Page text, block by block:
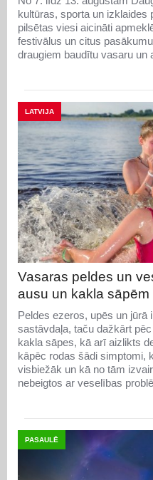
kultūras, sporta un izklaides
pilsētas viesi aicināti
festivālus un citus
draugiem baudītu vasaru un
LATVIJA
Vasaras peldes un
ausu un kakla sāpēm
Peldes ezeros, upēs un jūrā
sastāvdaļa, taču dažkārt
kakla sāpes, kā arī aizlikts
kāpēc rodas šādi simptomi,
visbiežāk un kā no tām
nebeigtos ar veselības
PASAULĒ